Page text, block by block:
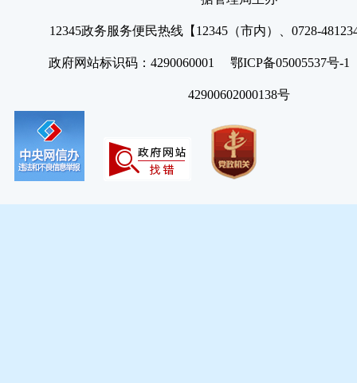
12345政务服务便民热线【12345（市内）、0728-
政府网站标识码：4290060001 鄂ICP备05005537号
42900602000138号